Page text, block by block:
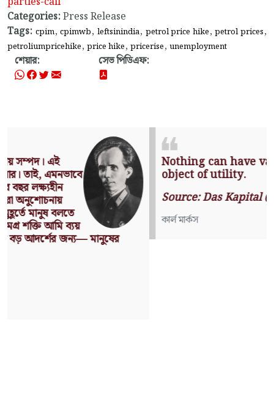
Categories:Press Release
Tags: cpim,cpimwb, leftsinindia, petrol price hike,petrol prices,
petroliumpricehike, price hike, pricerise, unemployment
শেয়ার: সেভ পিডিএফ:
Nothing can have value without being an
object of utility.
Source: Das Kapital (Volume I, Chapter 1)
কার্ল মার্কস